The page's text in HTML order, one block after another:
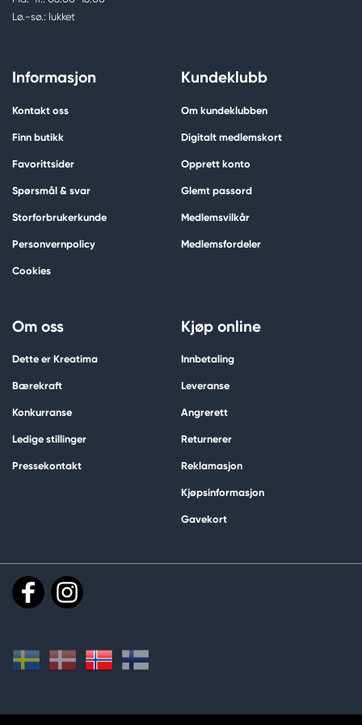
Lø.-sø.: lukket
Informasjon
Kontakt oss
Finn butikk
Favorittsider
Spørsmål & svar
Storforbrukerkunde
Personvernpolicy
Cookies
Kundeklubb
Om kundeklubben
Digitalt medlemskort
Opprett konto
Glemt passord
Medlemsvilkår
Medlemsfordeler
Om oss
Dette er Kreatima
Bærekraft
Konkurranse
Ledige stillinger
Pressekontakt
Kjøp online
Innbetaling
Leveranse
Angrerett
Returnerer
Reklamasjon
Kjøpsinformasjon
Gavekort